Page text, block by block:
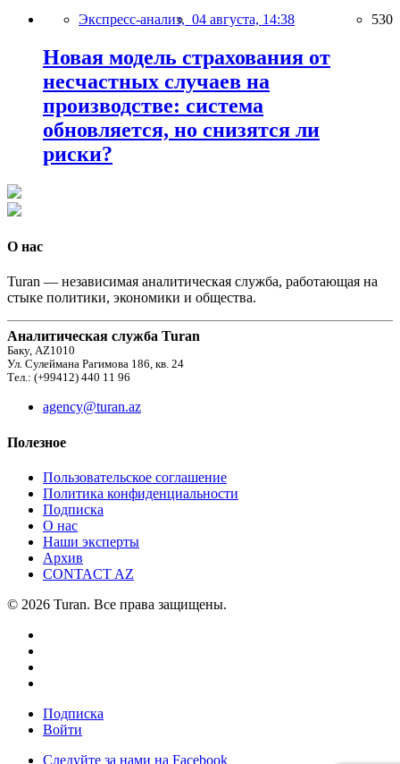
Экспресс-анализ, 04 августа, 14:38 530
Новая модель страхования от
несчастных случаев на
производстве: система
обновляется, но снизятся ли
риски?
О нас
Turan — независимая аналитическая служба, работающая на
стыке политики, экономики и общества.
Аналитическая служба Turan
Баку, AZ1010
Ул. Сулеймана Рагимова 186, кв. 24
Тел.: (+99412) 440 11 96
agency@turan.az
Полезное
Пользовательское соглашение
Политика конфиденциальности
Подписка
О нас
Наши эксперты
Архив
CONTACT AZ
© 2026 Turan. Все права защищены.
Подписка
Войти
Следуйте за нами на Facebook